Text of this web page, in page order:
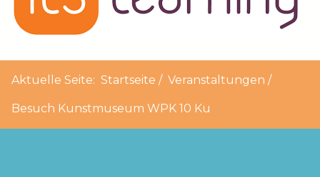
Aktuelle Seite: Startseite Veranstaltungen
Besuch Kunstmuseum WPK 10 Ku